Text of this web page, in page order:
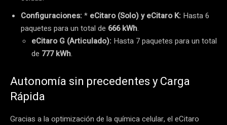
Configuraciones:* eCitaro (Solo) y eCitaro K: Hasta 6
paquetes para un total de 666 kWh.
eCitaro G (Articulado): Hasta 7 paquetes para un total
de 777 kWh.
Autonomía sin precedentes y Carga
Rápida
Gracias a la optimización de la química celular, el eCitaro